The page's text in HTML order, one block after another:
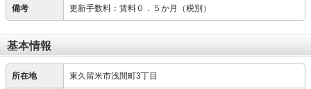
備考 更新手数料：賃料０．５か月（税別）
基本情報
所在地 東久留米市浅間町3丁目